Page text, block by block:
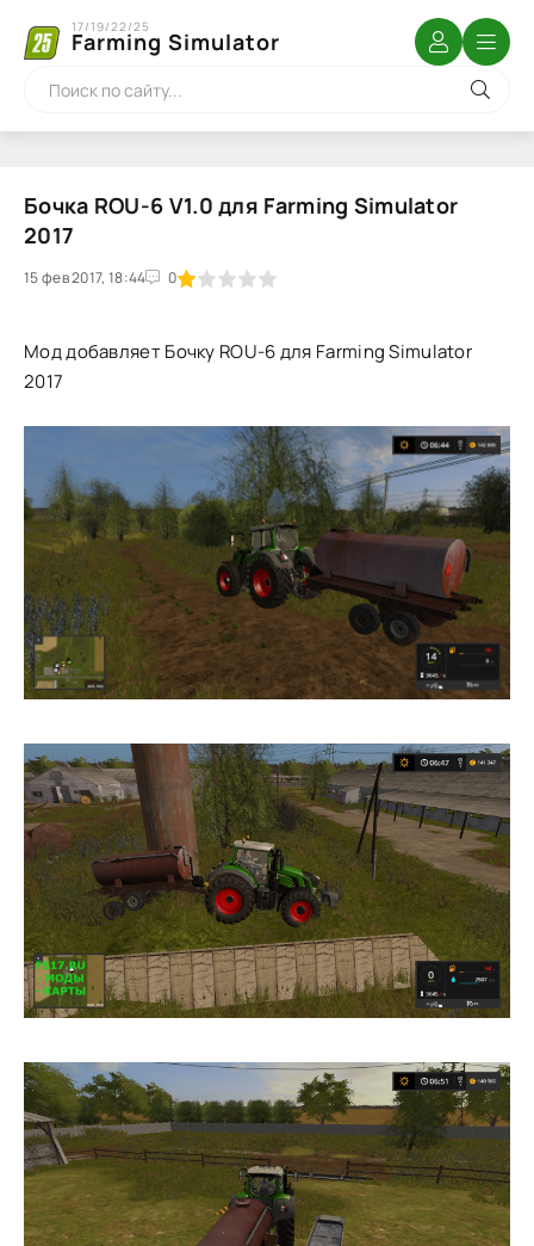
Farming Simulator
17/19/22/25
Бочка ROU-6 V1.0 для Farming Simulator
2017
15 фев 2017, 18:44 0
1 2 3 4 5
Мод добавляет Бочку ROU-6 для Farming Simulator
2017